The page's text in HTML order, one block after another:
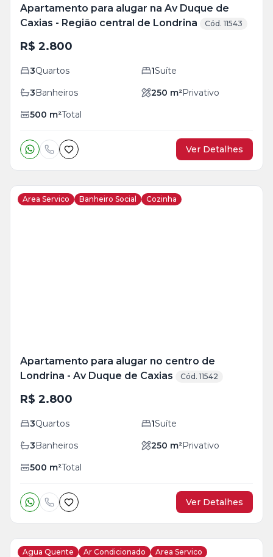
Apartamento para alugar na Av Duque de
Caxias - Região central de Londrina
Cód. 11543
R$ 2.800
3Quartos 1Suíte
3Banheiros 250 m²Privativo
500 m²Total
Ver Detalhes
Area Servico Banheiro Social Cozinha
Apartamento para alugar no centro de
Londrina - Av Duque de Caxias
Cód. 11542
R$ 2.800
3Quartos 1Suíte
3Banheiros 250 m²Privativo
500 m²Total
Ver Detalhes
Agua Quente Ar Condicionado Area Servico